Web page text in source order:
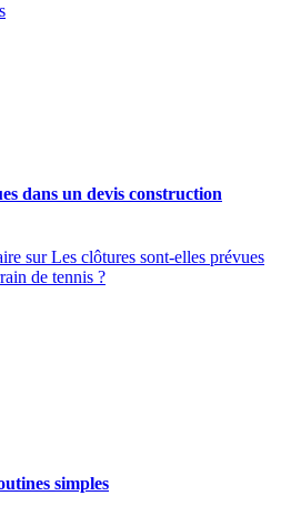
dans un devis construction
sur Les clôtures sont-elles prévues
de tennis ?
simples